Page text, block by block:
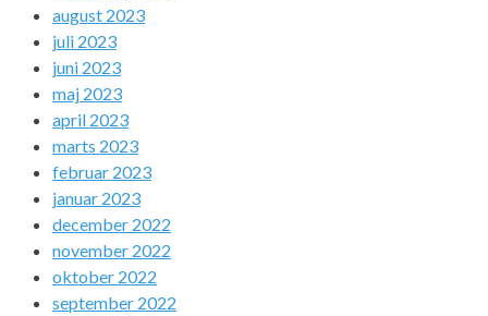
august 2023
juli 2023
juni 2023
maj 2023
april 2023
marts 2023
februar 2023
januar 2023
december 2022
november 2022
oktober 2022
september 2022